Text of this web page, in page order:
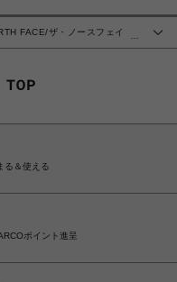
FACE/ザ・ノースフェイ
る＆使える
ポイント進呈